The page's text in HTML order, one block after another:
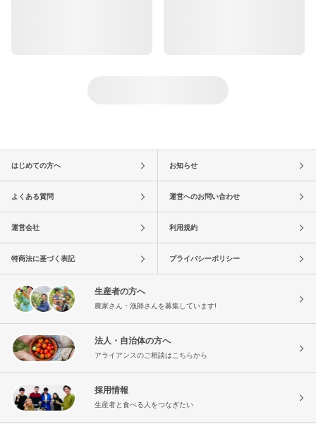
はじめての方へ お知らせ
よくある質問 運営へのお問い合わせ
運営会社 利用規約
特商法に基づく表記 プライバシーポリシー
生産者の方へ
農家さん・漁師さんを募集しています!
法人・自治体の方へ
アライアンスのご相談はこちらから
採用情報
生産者と食べる人をつなぎたい